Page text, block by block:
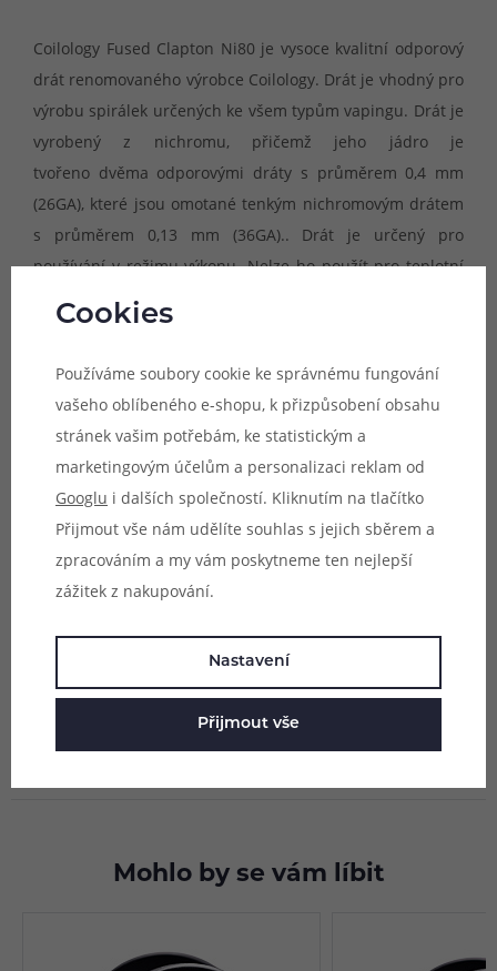
Coilology Fused Clapton Ni80 je vysoce kvalitní odporový
drát renomovaného výrobce Coilology. Drát je vhodný pro
výrobu spirálek určených ke všem typům vapingu. Drát je
vyrobený z nichromu, přičemž jeho jádro je
tvořeno dvěma odporovými dráty s průměrem 0,4 mm
(26GA), které jsou omotané tenkým nichromovým drátem
s průměrem 0,13 mm (36GA).. Drát je určený pro
používání v režimu výkonu. Nelze ho použít pro teplotní
Mohlo by se vám líbit
Cookies
Používáme soubory cookie ke správnému fungování
vašeho oblíbeného e-shopu, k přizpůsobení obsahu
stránek vašim potřebám, ke statistickým a
marketingovým účelům a personalizaci reklam od
Googlu i dalších společností. Kliknutím na tlačítko
Přijmout vše nám udělíte souhlas s jejich sběrem a
zpracováním a my vám poskytneme ten nejlepší
zážitek z nakupování.
Nastavení
Přijmout vše